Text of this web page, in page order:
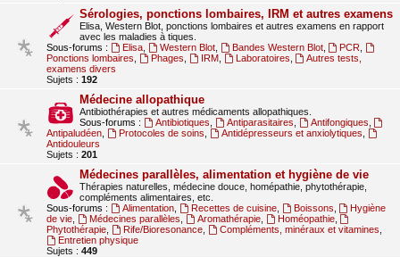
Sérologies, ponctions lombaires, IRM et autres examens
Elisa, Western Blot, ponctions lombaires et autres examens en rapport
avec les maladies à tiques.
Sous-forums :
Elisa, Western Blot, Bandes Western Blot, PCR
Ponctions lombaires
Phages IRM, Laboratoires
Autres tests,
examens divers
Sujets : 192
Médecine allopathique
Antibiothérapies et autres médicaments allopathiques.
Sous-forums :
Antibiotiques Antiparasitaires Antifongiques
Antipaludéen
Protocoles de soins Antidépresseurs et anxiolytiques
Antidouleurs
Sujets : 201
Médecines parallèles, alimentation et hygiène de vie
Thérapies naturelles, médecine douce, homépathie, phytothérapie,
compléments alimentaires, etc.
Sous-forums :
Alimentation, Recettes de cuisine, Boissons
Hygiène
de vie
Médecines parallèles Aromathérapie, Homéopathie,
Phytothérapie
Rife/Bioresonance, Compléments, minéraux et vitamines
Entretien physique
Sujets : 449